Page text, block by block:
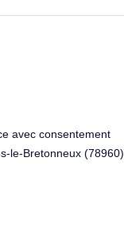
avec consentement
le-Bretonneux (78960).